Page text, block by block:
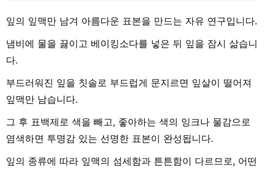
잎의 잎맥만 남겨 아름다운 표본을 만드는 자유 연구입니다.
냄비에 물을 끓이고 베이킹소다를 넣은 뒤 잎을 잠시 삶습니
다.
부드러워진 잎을 칫솔로 부드럽게 문지르면 잎살이 떨어져
잎맥만 남습니다.
그 후 표백제로 색을 빼고, 좋아하는 색의 잉크나 물감으로
염색하면 투명감 있는 선명한 표본이 완성됩니다.
잎의 종류에 따라 잎맥의 섬세함과 튼튼함이 다르므로, 어떤